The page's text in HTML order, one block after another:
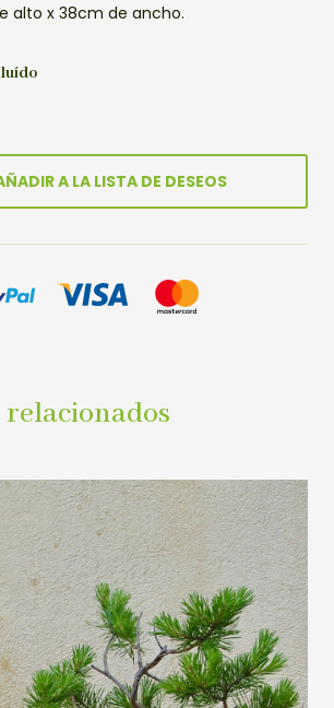
alto x 38cm de ancho.
A LA LISTA DE DESEOS